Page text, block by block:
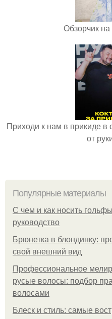
Обзорчик
Приходи к нам в прикиде в
от
Популярные материалы
С чем и как носить
руководство
Брюнетка в блондинку:
свой внешний вид
Профессиональное
русые волосы: подбор
волосами
Блеск и стиль: самые